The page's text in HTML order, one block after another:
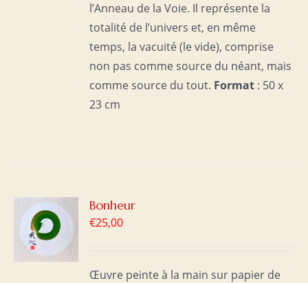
l’Anneau de la Voie. Il représente la
totalité de l’univers et, en même
temps, la vacuité (le vide), comprise
non pas comme source du néant, mais
comme source du tout. Format : 50 x
23 cm
Bonheur
€25,00
Œuvre peinte à la main sur papier de